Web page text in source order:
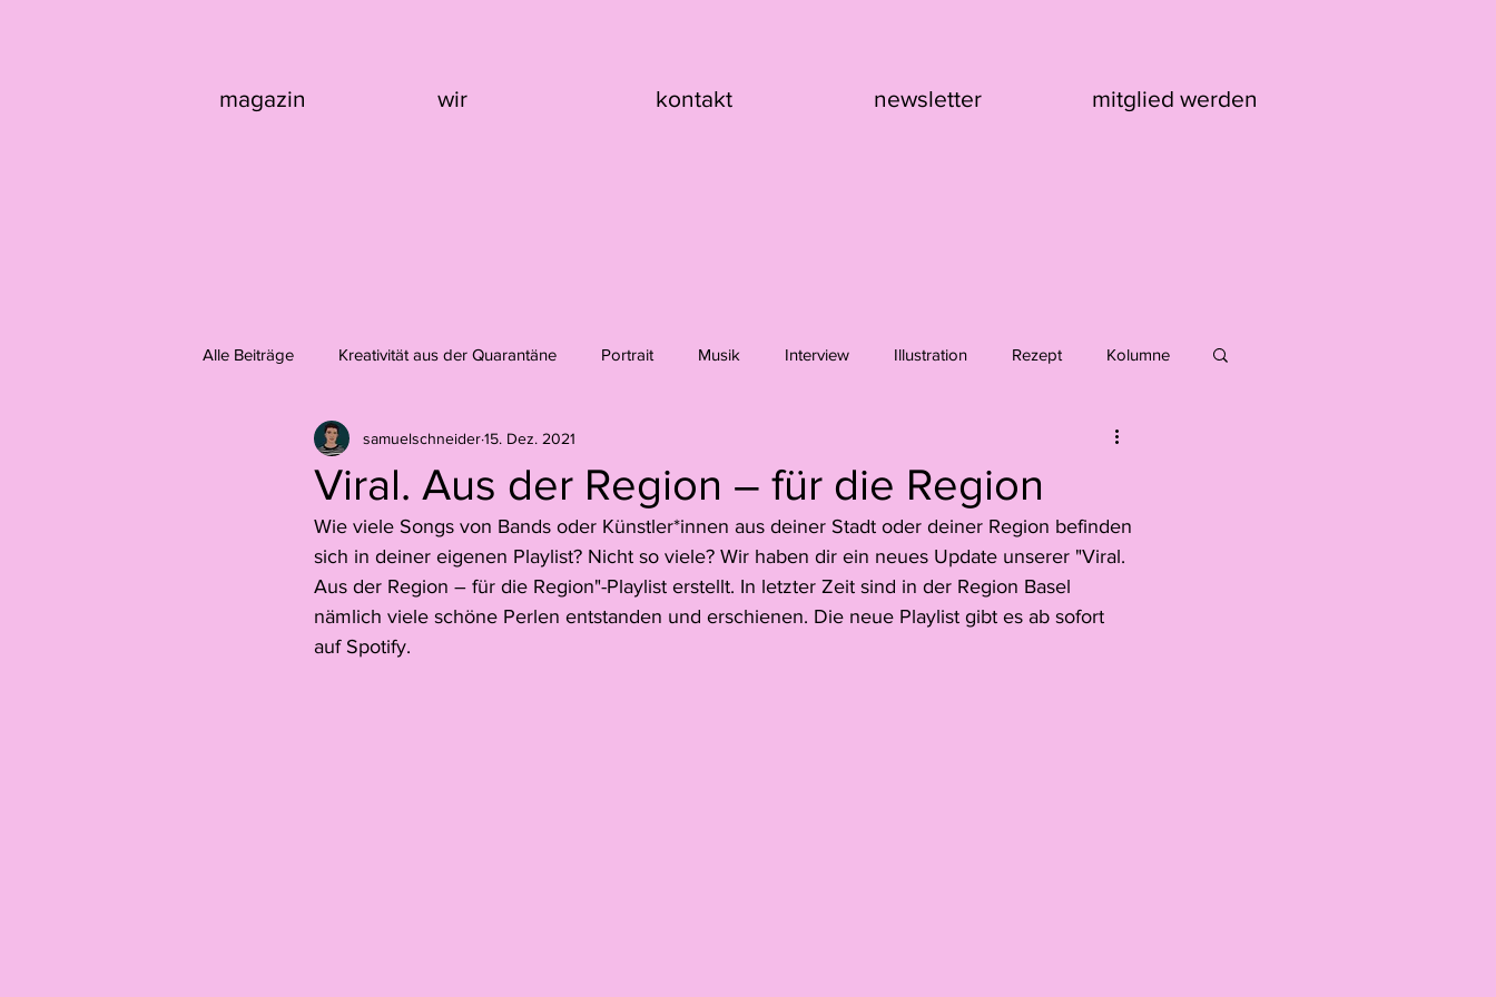
magazin wir kontakt newsletter mitglied werden
Alle Beiträge Kreativität aus der Quarantäne Portrait Musik Interview Illustration Rezept Kolumne
Fotografie Dominik Asche Max Kaufmann
Hannah Oehry Ariane Thiel Jack Young Juno Peter Simon Hitzinger Pia Zibulski
Leonne Voegelin Jelïn Nichele Florence Dreier Reportage Leoni Heeb Juri Schmidhauser
Viral. Aus der Region – für die Region
samuelschneider15. Dez. 2021
Wie viele Songs von Bands oder Künstler*innen aus deiner Stadt oder deiner Region befinden
sich in deiner eigenen Playlist? Nicht so viele? Wir haben dir ein neues Update unserer "Viral.
Aus der Region – für die Region"-Playlist erstellt. In letzter Zeit sind in der Region Basel
nämlich viele schöne Perlen entstanden und erschienen. Die neue Playlist gibt es ab sofort
auf Spotify.